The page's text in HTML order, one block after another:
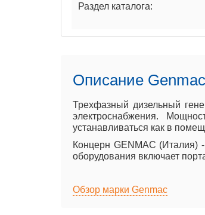
Раздел каталога:
Описание
Трехфазный дизельный
электроснабжения.
устанавливаться как в
Концерн GENMAC (Италия)
оборудования включает
Обзор марки Genmac